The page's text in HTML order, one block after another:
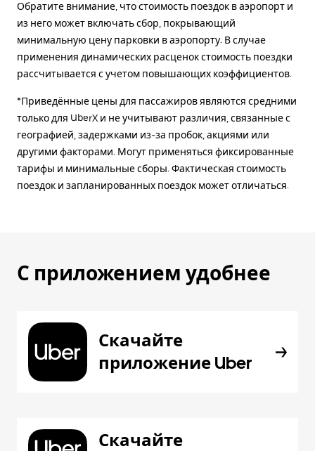
Обратите внимание, что стоимость поездок в аэропорт и
из него может включать сбор, покрывающий
минимальную цену парковки в аэропорту. В случае
применения динамических расценок стоимость поездки
рассчитывается с учетом повышающих коэффициентов.
*Приведённые цены для пассажиров являются средними
только для UberX и не учитывают различия, связанные с
географией, задержками из-за пробок, акциями или
другими факторами. Могут применяться фиксированные
тарифы и минимальные сборы. Фактическая стоимость
поездок и запланированных поездок может отличаться.
С приложением удобнее
Скачайте
приложение Uber
Скачайте